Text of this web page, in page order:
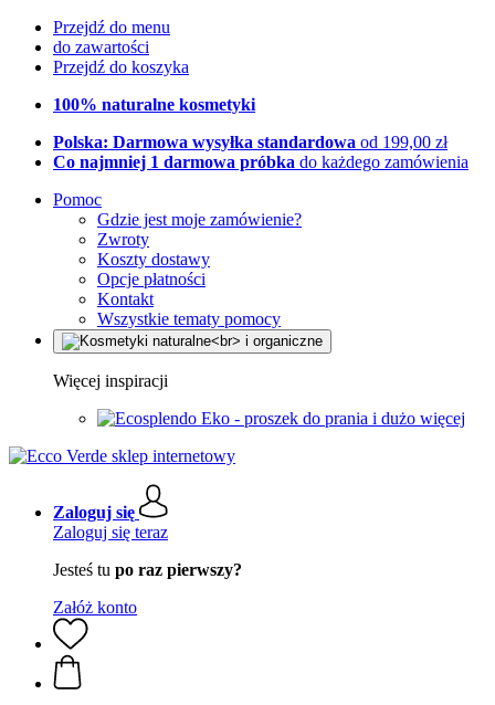
Przejdź do menu
do zawartości
Przejdź do koszyka
100% naturalne kosmetyki
Polska: Darmowa wysyłka standardowa od 199,00 zł
Co najmniej 1 darmowa próbka do każdego zamówienia
Pomoc
Gdzie jest moje zamówienie?
Zwroty
Koszty dostawy
Opcje płatności
Kontakt
Wszystkie tematy pomocy
Więcej inspiracji
Eko - proszek do prania i dużo więcej
Zaloguj się
Zaloguj się teraz
Jesteś tu po raz pierwszy?
Załóż konto